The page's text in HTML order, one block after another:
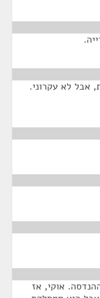
אבל לא עקרוני.
אוקי, אז